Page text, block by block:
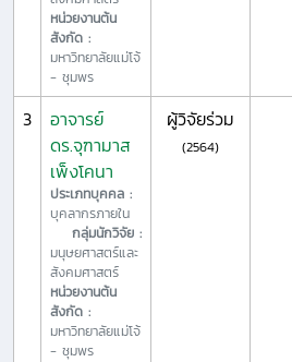
หน่วยงานต้น
สังกัด :
มหาวิทยาลัยแม่โจ้
- ชุมพร
3
อาจารย์
ดร.จุฑามาส
เพ็งโคนา
ประเภทบุคคล :
บุคลากรภายใน
กลุ่มนักวิจัย :
มนุษยศาสตร์และ
สังคมศาสตร์
หน่วยงานต้น
สังกัด :
มหาวิทยาลัยแม่โจ้
- ชุมพร
ผู้วิจัยร่วม
(2564)